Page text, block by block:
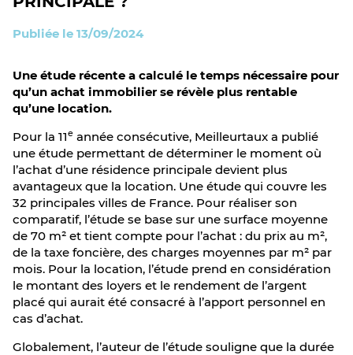
Publiée le 13/09/2024
Une étude récente a calculé le temps nécessaire pour
qu’un achat immobilier se révèle plus rentable
qu’une location.
Pour la 11e année consécutive, Meilleurtaux a publié
une étude permettant de déterminer le moment où
l’achat d’une résidence principale devient plus
avantageux que la location. Une étude qui couvre les
32 principales villes de France. Pour réaliser son
comparatif, l’étude se base sur une surface moyenne
de 70 m² et tient compte pour l’achat : du prix au m²,
de la taxe foncière, des charges moyennes par m² par
mois. Pour la location, l’étude prend en considération
le montant des loyers et le rendement de l’argent
placé qui aurait été consacré à l’apport personnel en
cas d’achat.
Globalement, l’auteur de l’étude souligne que la durée